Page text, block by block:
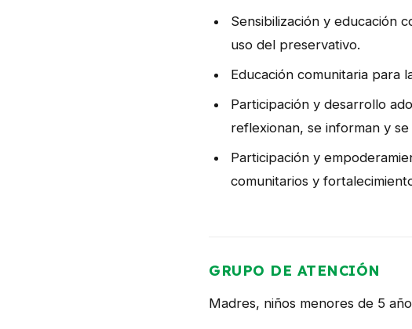
Sensibilización y educación
uso del preservativo.
Educación comunitaria para
Participación y desarrollo
reflexionan, se informan y
Participación y
comunitarios y
GRUPO DE ATENCIÓN
Madres, niños menores de 5